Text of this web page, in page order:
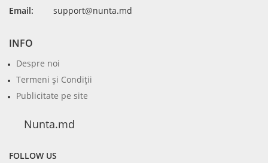
Email:
support@nunta.md
INFO
Despre noi
Termeni şi Condiţii
Publicitate pe site
Nunta.md
FOLLOW US